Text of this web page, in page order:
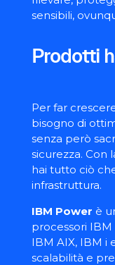
sensibili,
Prodotti
Per far
bisogno di
senza però
sicurezza. Con
hai tutto ciò
infrastruttura.
IBM Power è
processori
IBM AIX, IBM i
scalabilità e